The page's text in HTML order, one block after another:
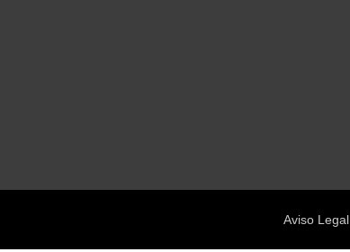
Aviso Legal